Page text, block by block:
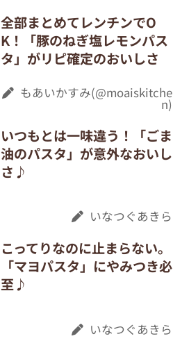
全部まとめてレンチンでO
K！「豚のねぎ塩レモンパス
タ」がリピ確定のおいしさ
もあいかすみ(@moaiskitche
n)
いつもとは一味違う！「ごま
油のパスタ」が意外なおいし
さ♪
いなつぐあきら
こってりなのに止まらない。
「マヨパスタ」にやみつき必
至♪
いなつぐあきら